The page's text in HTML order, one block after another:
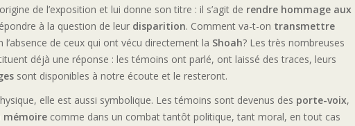
de l’exposition et lui donne son titre : il s’agit de rendre hommage aux
à la question de leur disparition. Comment va-t-on transmettre
l’absence de ceux qui ont vécu directement la Shoah? Les très nombreuses
déjà une réponse : les témoins ont parlé, ont laissé des traces, leurs
sont disponibles à notre écoute et le resteront.
elle est aussi symbolique. Les témoins sont devenus des porte-voix,
mémoirecomme dans un combat tantôt politique, tant moral, en tout cas